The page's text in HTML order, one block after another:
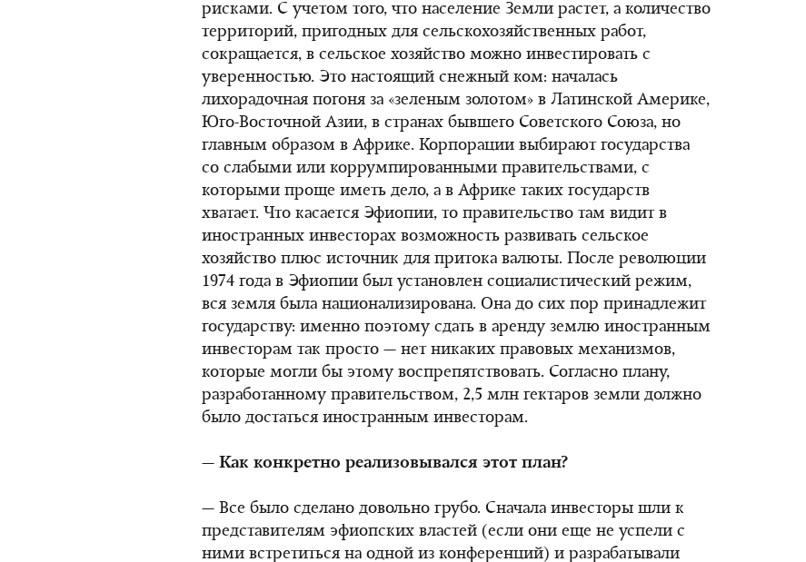
рисками. С учетом того, что население Земли растет, а количество
территорий, пригодных для сельскохозяйственных работ,
сокращается, в сельское хозяйство можно инвестировать с
уверенностью. Это настоящий снежный ком: началась
лихорадочная погоня за «зеленым золотом» в Латинской Америке,
Юго-Восточной Азии, в странах бывшего Советского Союза, но
главным образом в Африке. Корпорации выбирают государства
со слабыми или коррумпированными правительствами, с
которыми проще иметь дело, а в Африке таких государств
хватает. Что касается Эфиопии, то правительство там видит в
иностранных инвесторах возможность развивать сельское
хозяйство плюс источник для притока валюты. После революции
1974 года в Эфиопии был установлен социалистический режим,
вся земля была национализирована. Она до сих пор принадлежит
государству: именно поэтому сдать в аренду землю иностранным
инвесторам так просто — нет никаких правовых механизмов,
которые могли бы этому воспрепятствовать. Согласно плану,
разработанному правительством, 2,5 млн гектаров земли должно
было достаться иностранным инвесторам.
— Как конкретно реализовывался этот план?
— Все было сделано довольно грубо. Сначала инвесторы шли к
представителям эфиопских властей (если они еще не успели с
ними встретиться на одной из конференций) и разрабатывали